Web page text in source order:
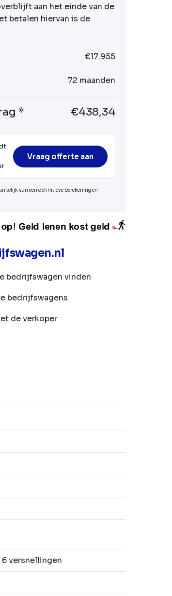
aan het einde van de
betalen hiervan is de
€17.955
72 maanden
* €438,34
Vraag offerte aan
van een definitieve berekening en
bedrijfswagen vinden
bedrijfswagens
de verkoper
versnellingen